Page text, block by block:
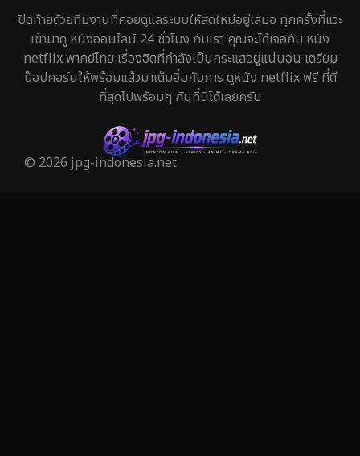
ปิดท้ายด้วยทีมงานที่คอยดูแลระบบให้สดใหม่อยู่เสมอ ทุกครั้งที่แวะ
เข้ามาดู หนังออนไลน์ 24 ชั่วโมง กับเรา คุณจะได้เจอกับ หนัง
netflix พากย์ไทย เรื่องฮิตที่กำลังเป็นกระแสอยู่แน่นอน เตรียม
ป๊อปคอร์นให้พร้อมแล้วมาเต็มอิ่มกับการ ดูหนัง netflix ฟรี ที่ดี
ที่สุดไปพร้อมๆ กันที่นี่ได้เลยครับ
© 2026 jpg-indonesia.net